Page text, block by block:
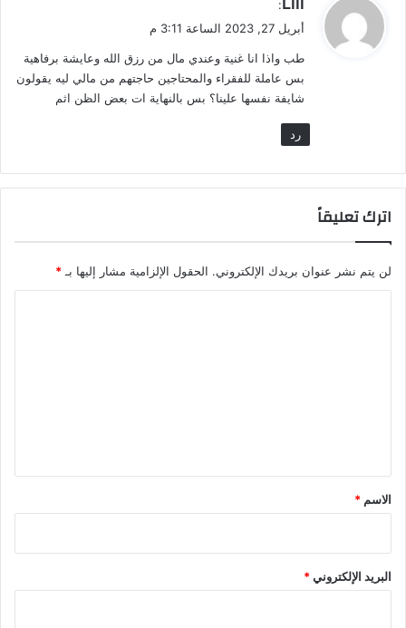
ق
ل
:
أبريل 27, 2023 الساعة 3:11 م
طب واذا انا غنية وعندي مال من رزق الله وعايشة برفاهية
بس عاملة للفقراء والمحتاجين حاجتهم من مالي ليه يقولون
شايفة نفسها علينا؟ بس بالنهاية ات بعض الظن اثم
رد
اترك تعليقاً
لن يتم نشر عنوان بريدك الإلكتروني. الحقول الإلزامية مشار إليها بـ *
*
الاسم *
البريد الإلكتروني*